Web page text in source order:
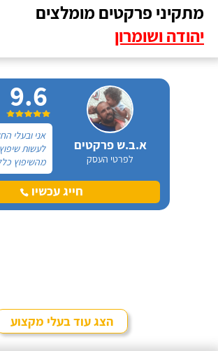
מתקיני פרקטים מומלצים
יהודה ושומרון
א.ב.ש פרקטים
לפרטי העסק
9.6
אני ובעלי
לעשות
מהשיפוץ
למינציה
הריצוף
את הפרקט
חייג עכשיו
הצג עוד בעלי מקצוע